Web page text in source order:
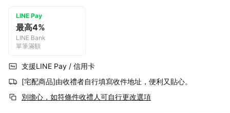
LINE Pay
最高4%
LINE Bank
單筆滿額
支援LINE Pay / 信用卡
[宅配商品]由收禮者自行填寫收件地址，便利又貼心。
別擔心，如符條件收禮人可自行更改選項